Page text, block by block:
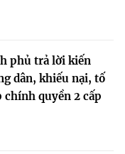
phủ trả lời kiến
dân, khiếu nại, tố
chính quyền 2 cấp